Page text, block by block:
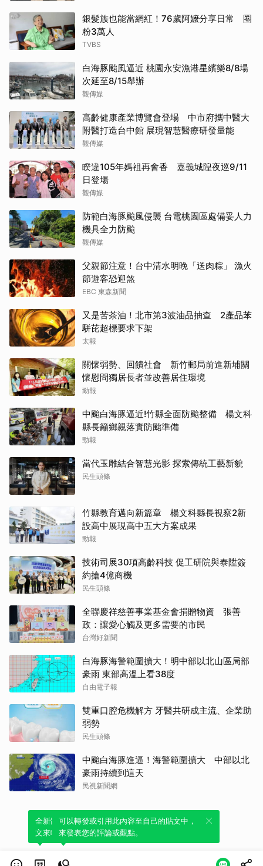
銀髮族也能當網紅！76歲阿嬤分享日常 圈
粉3萬人
TVBS
白海豚颱風逼近 桃園永安漁港星繽樂8/8場
次延至8/15舉辦
觀傳媒
高齡健康產業博覽會登場 中市府攜中醫大
附醫打造台中館 展現智慧醫療研發量能
觀傳媒
睽違105年媽祖再會香 嘉義城隍夜巡9/11
日登場
觀傳媒
防範白海豚颱風侵襲 台電桃園區處備妥人力
機具全力防颱
觀傳媒
父親節注意！台中清水明晚「送肉粽」 漁火
節遊客恐迎煞
EBC 東森新聞
又是苦茶油！北市第3波油品抽查 2產品苯
駢芘超標要求下架
太報
關懷弱勢、回饋社會 新竹郵局前進新埔關
懷慰問獨居長者並改善居住環境
勁報
中颱白海豚逼近!竹縣全面防颱整備 楊文科
縣長籲鄉親落實防颱準備
勁報
當代玉雕結合智慧光影 探索傳統工藝新貌
民生頭條
竹縣教育邁向新篇章 楊文科縣長視察2新
設高中展現高中五大方案成果
勁報
技術司展30項高齡科技 促工研院與泰陞簽
約搶4億商機
民生頭條
全聯慶祥慈善事業基金會捐贈物資 張善
政：讓愛心觸及更多需要的市民
台灣好新聞
白海豚海警範圍擴大！明中部以北山區局部
豪雨 東部高溫上看38度
自由電子報
雙重口腔危機解方 牙醫共研成主流、企業助
弱勢
民生頭條
中颱白海豚進逼！海警範圍擴大 中部以北
豪雨持續到這天
民視新聞網
全新體驗！一鍵引用此內容，透過發布貼
文來輕鬆表達個人立場。
可以轉發或引用此內容至自己的貼文中，
來發表您的評論或觀點。